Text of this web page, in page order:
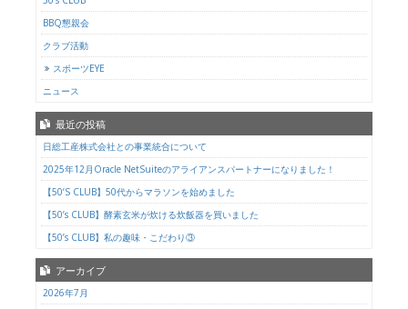
BBQ懇親会
クラブ活動
スポーツEYE
ニュース
最近の投稿
日総工産株式会社との事業統合について
2025年12月Oracle NetSuiteのアライアンスパートナーになりました！
【50’S CLUB】50代からマラソンを始めました
【50’s CLUB】酵素玄米が炊ける炊飯器を買いました
【50’s CLUB】私の趣味・こだわり③
アーカイブ
2026年7月